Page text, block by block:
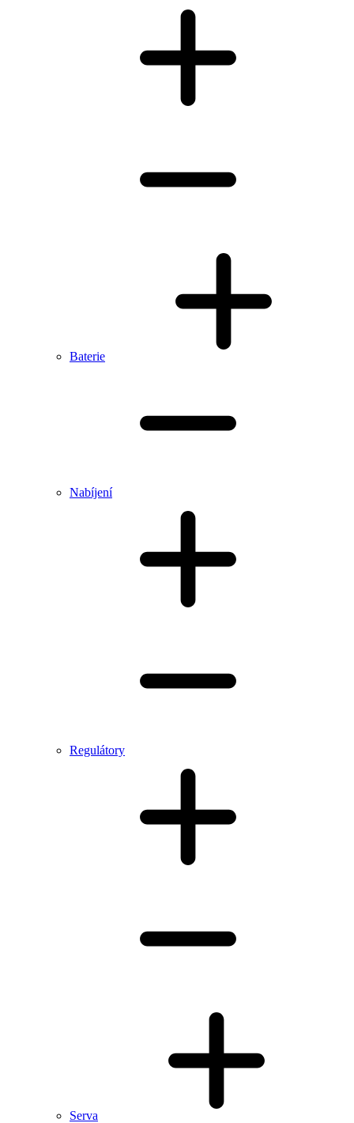
Baterie
Nabíjení
Regulátory
Serva